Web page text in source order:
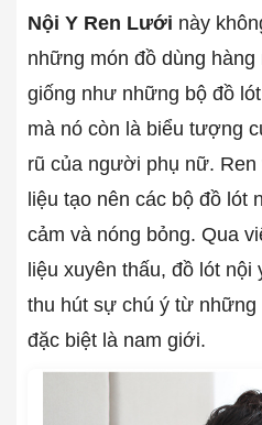
Nội Y Ren Lưới này
những món đồ dùng hàng
giống như những bộ đồ
mà nó còn là biểu tượng
rũ của người phụ nữ.
liệu tạo nên các bộ đồ lót
cảm và nóng bỏng. Qua
liệu xuyên thấu, đồ lót
thu hút sự chú ý từ
đặc biệt là nam giới.